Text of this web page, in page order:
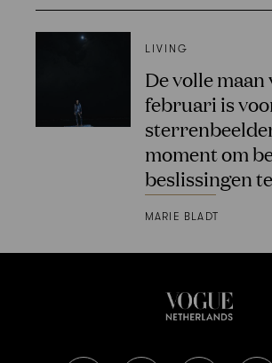
LIVING
De volle maan
februari is
moment om
beslissingen
MARIE BLADT